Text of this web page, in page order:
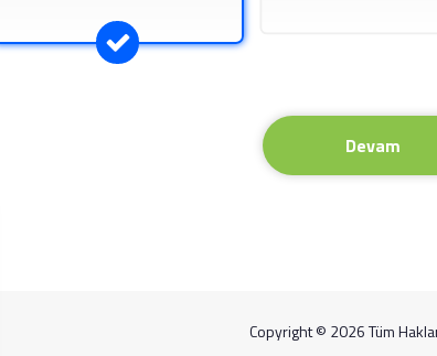
Devam
Copyright © 2026 Tüm